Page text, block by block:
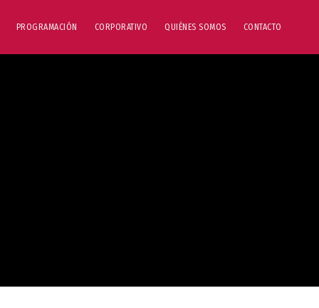
PROGRAMACIÓN CORPORATIVO QUIÉNES SOMOS CONTACTO